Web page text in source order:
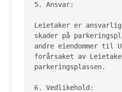
5. Ansvar:
Leietaker er
skader på
andre eiendommer til
forårsaket av
parkeringsplassen.
6. Vedlikehold: